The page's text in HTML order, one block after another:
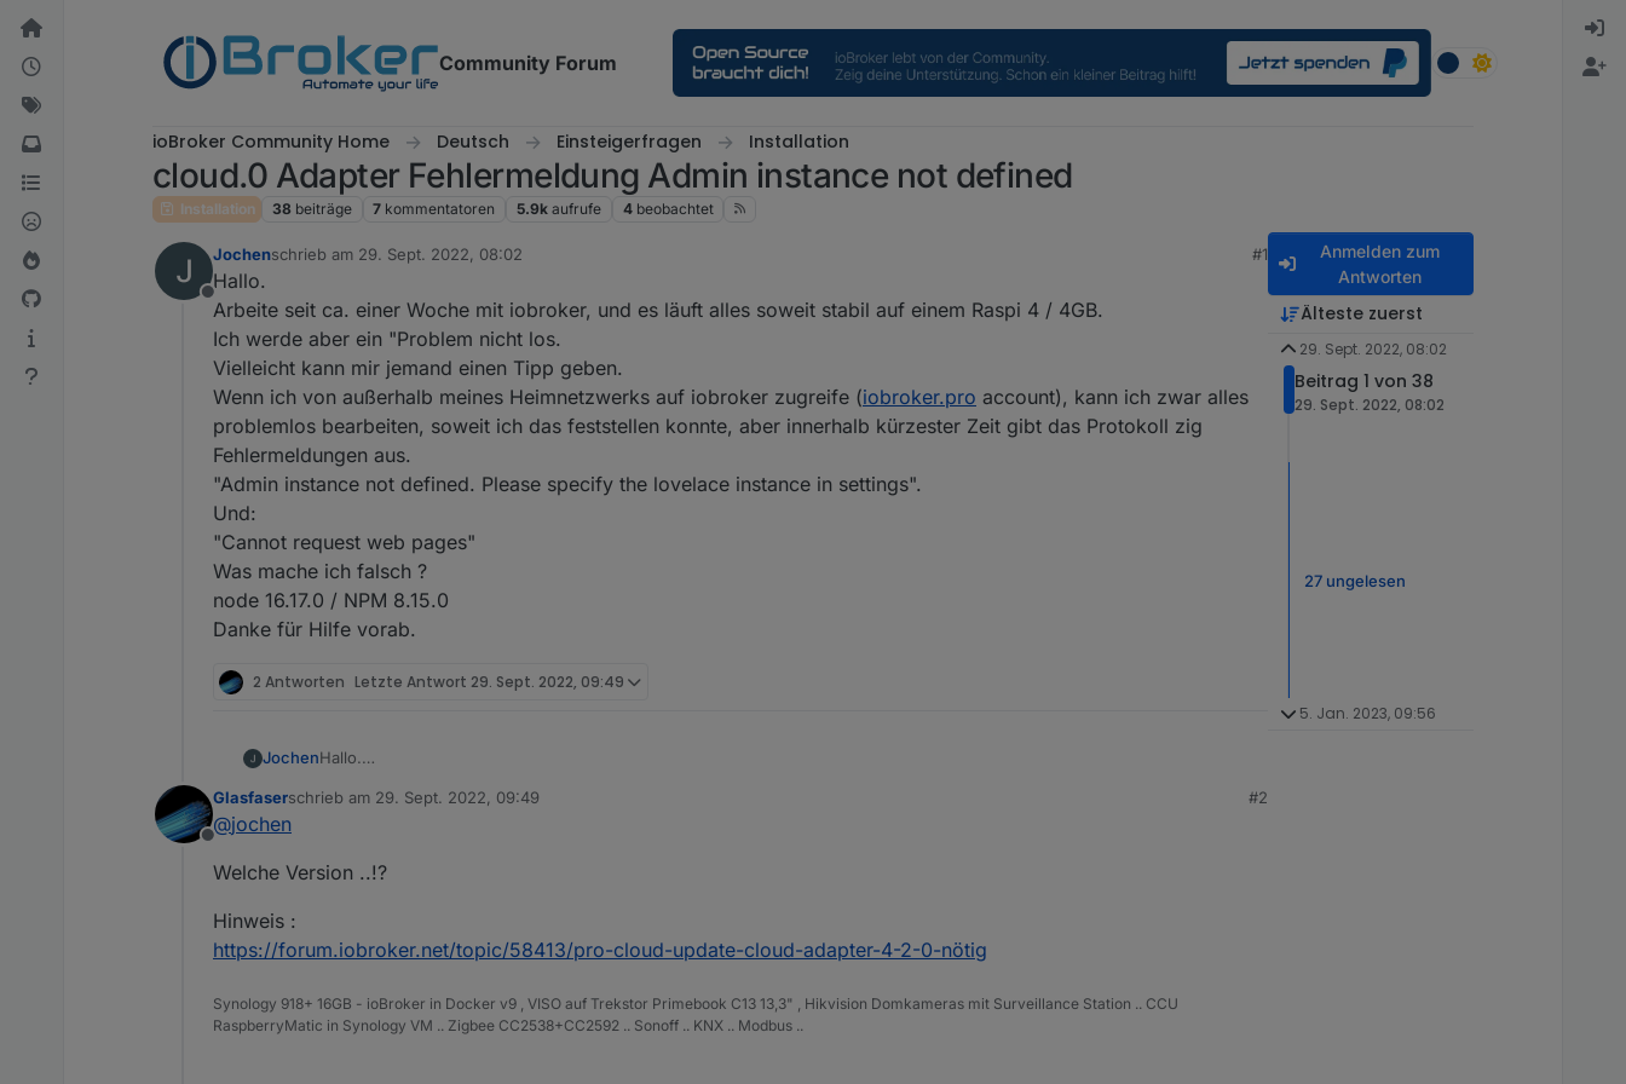
Weiter zum Inhalt
Community Forum
ioBroker Community Home Deutsch Einsteigerfragen Installation
cloud.0 Adapter Fehlermeldung Admin instance not defined
Installation 38 beiträge 7 kommentatoren 5.9k aufrufe 4 beobachtet
Offline
Jochenschrieb am 29. Sept. 2022, 08:02
zuletzt editiert von
#1
Hallo.
Arbeite seit ca. einer Woche mit iobroker, und es läuft alles soweit stabil auf einem Raspi 4 / 4GB.
Ich werde aber ein "Problem nicht los.
Vielleicht kann mir jemand einen Tipp geben.
Wenn ich von außerhalb meines Heimnetzwerks auf iobroker zugreife (iobroker.pro account), kann ich zwar alles
problemlos bearbeiten, soweit ich das feststellen konnte, aber innerhalb kürzester Zeit gibt das Protokoll zig
Fehlermeldungen aus.
"Admin instance not defined. Please specify the lovelace instance in settings".
Und:
"Cannot request web pages"
Was mache ich falsch ?
node 16.17.0 / NPM 8.15.0
Danke für Hilfe vorab.
2 Antworten Letzte Antwort 29. Sept. 2022, 09:49
JochenHallo.
Ich werde aber ein "Problem nicht los.
problemlos bearbeiten, soweit ich das feststellen konnte, aber innerhalb kürzester Zeit gibt das Protokoll zig
Und:
"Cannot request web pages"
node 16.17.0 / NPM 8.15.0
Danke für Hilfe vorab.
Offline
Glasfaserschrieb am 29. Sept. 2022, 09:49
zuletzt editiert von
#2
@jochen
Welche Version ..!?
Hinweis :
https://forum.iobroker.net/topic/58413/pro-cloud-update-cloud-adapter-4-2-0-nötig
Synology 918+ 16GB - ioBroker in Docker v9 , VISO auf Trekstor Primebook C13 13,3" , Hikvision Domkameras mit Surveillance Station .. CCU
RaspberryMatic in Synology VM .. Zigbee CC2538+CC2592 .. Sonoff .. KNX .. Modbus ..
Anmelden zum
Antworten
Älteste zuerst
29. Sept. 2022, 08:02
Beitrag 1 von 38
29. Sept. 2022, 08:02
27 ungelesen
5. Jan. 2023, 09:56